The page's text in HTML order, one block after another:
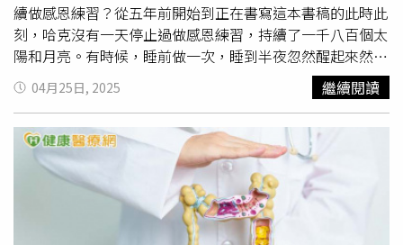
見過的自己，覺得很興奮，演完後就不再想回頭去演愛情故
事了。」她甚至透露想挑戰「心理變態」一類的角色，「童
話般的愛情故事就留給後輩們演吧！如果真的要再演愛情
劇，我會想演符合我年紀的、更貼近現實的愛情故事。」肖
戰為《射鵰英雄傳：俠之大者》苦練騎馬。（圖／台灣大哥
大MyVideo提供）電影《射鵰英雄傳：俠之大者》由大陸超
人氣男星肖戰飾演男主角郭靖，肖戰感慨：「每個觀眾心中
都有一個郭靖，如何詮釋這個郭靖是最難的！」他為此默默
苦練騎馬、掌法、棍法、拳法和武打招式，力求將郭靖的武
藝展現得淋漓盡致，「正式開拍之前，每天跟著老師訓練了
兩個多月，感覺那個時候的自己真的和郭靖一樣。」他更展
續做感恩練習？從五年前開始到正在書寫這本書稿的此時此
刻，哈克沒有一天停止過做感恩練習，持續了一千八百個太
陽和月亮。有時候，睡前做一次，睡到半夜忽然醒起來然後
想睡又睡不著的時候就再做一次練習，常常做到一半，不知
不覺之間就在長長的吐氣之後入睡了。我猜想會有讀者很想
問：「為什麼Gratitude practice感恩練習這麼一個外面那麼
多人在帶的活動，它的引導詞其實可以很簡短就像是『過去
的二十四小時，有沒有什麼事情，是你回想起時想說謝謝
的……』，這麼簡單的小活動為什麼哈克會想要連續一千八
百個日子每天堅持練習呢？」是啊，真的是一個好簡短的小
練習，但是它幾乎改變了我的生命。為什麼呢？下頭來說明
04月25日, 2025 繼續閱讀